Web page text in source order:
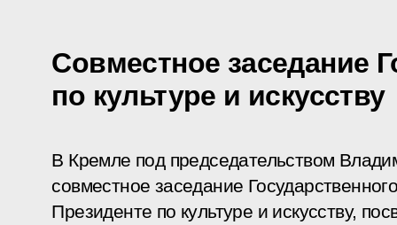
Совместное заседание
по культуре и искусству
В Кремле под председательством
совместное заседание
Президенте по культуре и искусству,